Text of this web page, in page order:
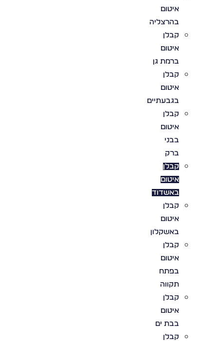
איטום
בהרצליה
קבלן
איטום
ברמת גן
קבלן
איטום
בגבעתיים
קבלן
איטום
בבני
ברק
קבלן
איטום
באשדוד
קבלן
איטום
באשקלון
קבלן
איטום
בפתח
תקווה
קבלן
איטום
בבת ים
קבלן